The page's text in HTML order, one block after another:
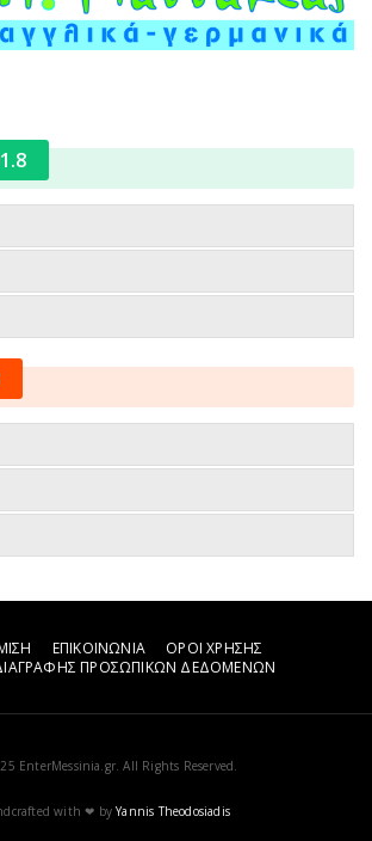
ΕΠΙΚΟΙΝΩΝΙΑ
ΟΡΟΙ ΧΡΗΣΗΣ
ΠΡΟΣΩΠΙΚΩΝ ΔΕΔΟΜΕΝΩΝ
EnterMessinia.gr. All Rights Reserved.
with ❤ byYannis Theodosiadis